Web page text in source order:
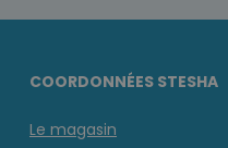
COORDONNÉES STESHA
Le magasin